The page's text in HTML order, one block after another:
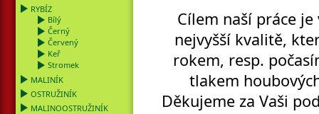
RYBÍZ
Bílý
Černý
Červený
Keř
Stromek
MALINÍK
OSTRUŽINÍK
MALINOOSTRUŽINÍK
Cílem naší práce
nejvyšší kvalitě,
rokem, resp.
tlakem
Děkujeme za Vaši